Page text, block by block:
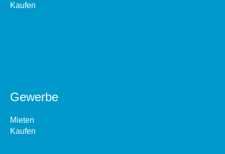
Kaufen
Gewerbe
Mieten
Kaufen